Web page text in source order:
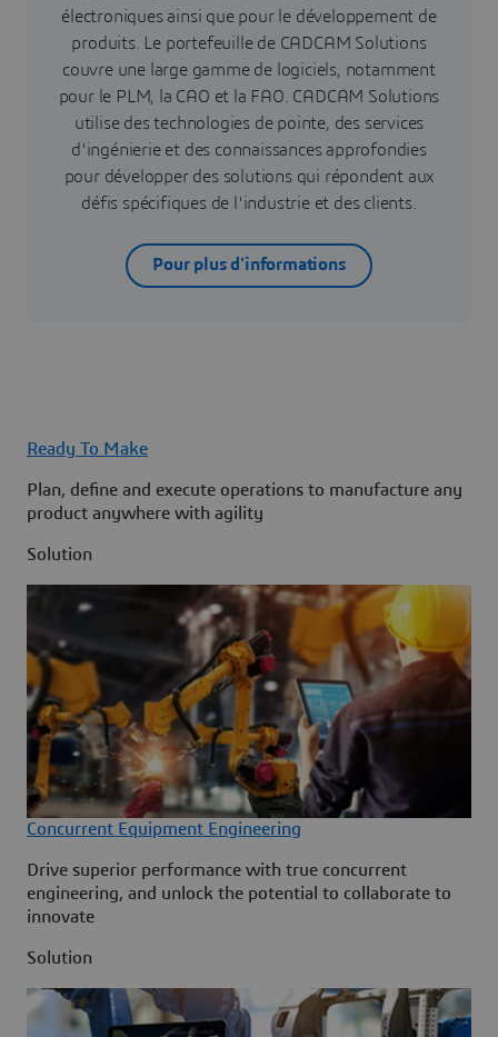
électroniques ainsi que pour le développement de
produits. Le portefeuille de CADCAM Solutions
couvre une large gamme de logiciels, notamment
pour le PLM, la CAO et la FAO. CADCAM Solutions
utilise des technologies de pointe, des services
d'ingénierie et des connaissances approfondies
pour développer des solutions qui répondent aux
défis spécifiques de l'industrie et des clients.
Pour plus d'informations
Ready To Make
Plan, define and execute operations to manufacture any
product anywhere with agility
Solution
Concurrent Equipment Engineering
Drive superior performance with true concurrent
engineering, and unlock the potential to collaborate to
innovate
Solution